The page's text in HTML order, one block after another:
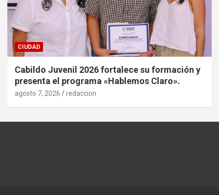
CIUDAD
Cabildo Juvenil 2026 fortalece su formación y
presenta el programa «Hablemos Claro».
agosto 7, 2026 redaccion